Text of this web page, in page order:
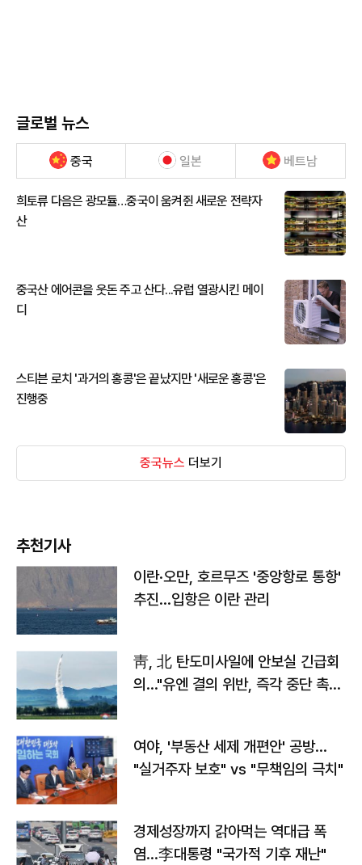
글로벌 뉴스
중국 일본 베트남
희토류 다음은 광모듈…중국이 움켜쥔 새로운 전략자
산
중국산 에어콘을 웃돈 주고 산다...유럽 열광시킨 메이
디
스티븐 로치 '과거의 홍콩'은 끝났지만 '새로운 홍콩'은
진행중
중국뉴스 더보기
추천기사
이란·오만, 호르무즈 '중앙항로 통항'
추진…입항은 이란 관리
靑, 北 탄도미사일에 안보실 긴급회
의…"유엔 결의 위반, 즉각 중단 촉
여야, '부동산 세제 개편안' 공방…
"실거주자 보호" vs "무책임의 극치"
경제성장까지 갉아먹는 역대급 폭
염…李대통령 "국가적 기후 재난"